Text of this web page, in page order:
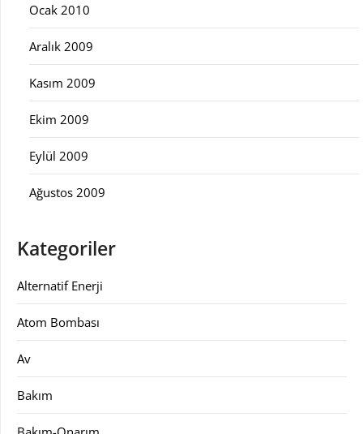
Ocak 2010
Aralık 2009
Kasım 2009
Ekim 2009
Eylül 2009
Ağustos 2009
Kategoriler
Alternatif Enerji
Atom Bombası
Av
Bakım